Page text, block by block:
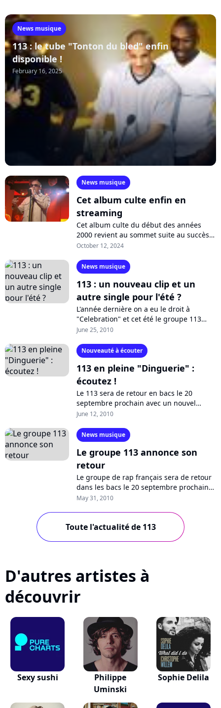
News musique
113 : le tube "Tonton du bled" enfin
disponible !
February 16, 2025
News musique
Cet album culte enfin en
streaming
Cet album culte du début des années
2000 revient au sommet suite au succès
phénomène d'un documentaire sur Arte.
October 12, 2024
News musique
113 : un nouveau clip et un
autre single pour l'été ?
L'année dernière on a eu le droit à
"Celebration" et cet été le groupe 113
revient avec "We Be Hot" et "Une prise".
June 25, 2010
Nouveauté à écouter
113 en pleine "Dinguerie" :
écoutez !
Le 113 sera de retour en bacs le 20
septembre prochain avec un nouvel
album, "Universel". Rim'K, Mokobé et AP
extrait,...
June 12, 2010
News musique
Le groupe 113 annonce son
retour
Le groupe de rap français sera de retour
dans les bacs le 20 septembre prochain
avec un album intitulé "Universel". Après
May 31, 2010
Toute l'actualité de 113
D'autres artistes à
découvrir
Sexy sushi
Philippe
Uminski
Sophie Delila